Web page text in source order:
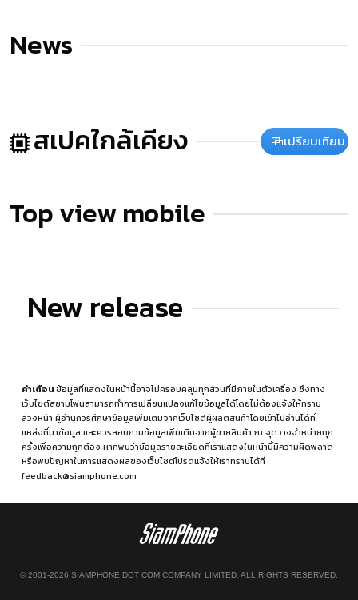
News
สเปคใกล้เคียง เปรียบเทียบ
Top view mobile
New release
คำเตือนข้อมูลที่แสดงในหน้านี้อาจไม่ครอบคลุมทุกส่วนที่มีภายในตัวเครื่อง ซึ่งทาง
เว็บไซต์สยามโฟนสามารถทำการเปลี่ยนแปลงแก้ไขข้อมูลได้โดยไม่ต้องแจ้งให้ทราบ
ล่วงหน้า ผู้อ่านควรศึกษาข้อมูลเพิ่มเติมจากเว็บไซต์ผู้ผลิตสินค้าโดยเข้าไปอ่านได้ที่
แหล่งที่มาข้อมูล และควรสอบถามข้อมูลเพิ่มเติมจากผู้ขายสินค้า ณ จุดวางจำหน่ายทุก
ครั้งเพื่อความถูกต้อง หากพบว่าข้อมูลรายละเอียดที่เราแสดงในหน้านี้มีความผิดพลาด
หรือพบปัญหาในการแสดงผลของเว็บไซต์โปรดแจ้งให้เราทราบได้ที่
feedback@siamphone.com
© 2001-2026 SIAMPHONE DOT COM COMPANY LIMITED. ALL RIGHTS RESERVED.